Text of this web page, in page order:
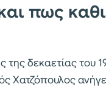
πως
της δεκαετίας
Χατζόπουλος